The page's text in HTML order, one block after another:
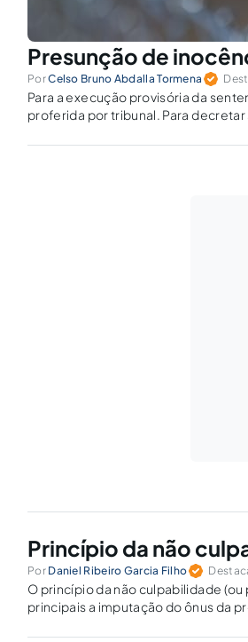
Presunção de
PorCelso Bruno Abdalla Tormena
Para a execução provisória da
proferida por tribunal. Para decretar a prisão
Princípio da não
Por Daniel Ribeiro Garcia Filho
O princípio da não culpabilidade
principais a imputação do ônus da